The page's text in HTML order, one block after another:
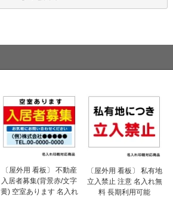
〔屋外用 看板〕 不動産
入居者募集(背景赤/文字
黄) 空室あります 名入れ
〔屋外用 看板〕 私有地
立入禁止 注意 名入れ無
料 長期利用可能